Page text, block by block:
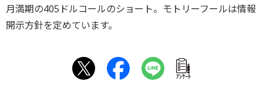
月満期の405ドルコールのショート。モトリーフールは情報
開示方針を定めています。
ｱﾝｹｰﾄ